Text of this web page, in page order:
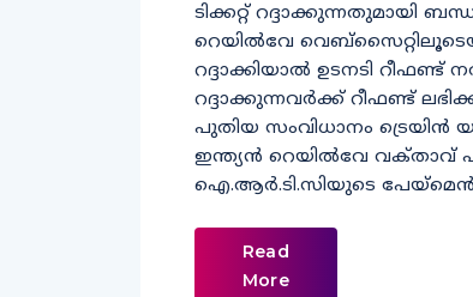
ടിക്കറ്റ്​ റദ്ദാക്കുന്നതുമായി
റെയിൽവേ
റദ്ദാക്കിയാൽ ഉടനടി റീഫണ്ട്​
റദ്ദാക്കുന്നവർക്ക്​ റീഫണ്ട്​
പുതിയ സംവിധാനം ട്രെയിൻ
ഇന്ത്യൻ റെയിൽവേ വക്​താവ്​
ഐ.ആർ.ടി.സിയുടെ
Read
More